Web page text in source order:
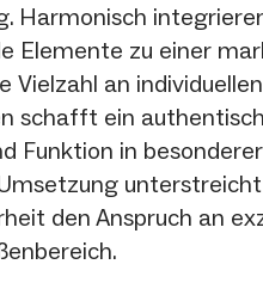
Harmonisch
Elemente zu einer
Vielzahl an individuellen
schafft ein
Funktion in
den Anspruch an